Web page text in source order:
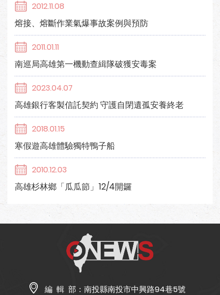
2012.11.08
熔接、熔斷作業氣爆事故案例與預防
2011.01.11
南巡局高雄第一機動查緝隊破獲安毒案
2023.04.07
高雄銀行客製信託契約 守護自閉遺孤安養終老
2018.01.15
寒假遊高雄體驗獨特鴨子船
2010.12.03
高雄杉林鄉「瓜瓜節」12/4開鑼
編 輯 部： 南投縣南投市中興路94巷5號